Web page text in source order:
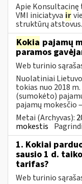
Apie
VMI iniciatyva ir
struktūrų
Kokia pajamų
paramos
Web turinio
Nuolatiniai
tokias nuo 2018
(sumokėto)
pajamų mokesčio
Metai (Archyvas):
mokestis
1. Kokiai
sausio 1 d.
tarifas?
Web turinio